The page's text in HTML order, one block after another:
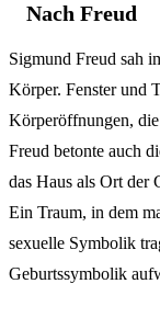
Nach Freud
Sigmund Freud sah
Körper. Fenster und
Körperöffnungen, die
Freud betonte auch
das Haus als Ort der
Ein Traum, in dem
sexuelle Symbolik
Geburtssymbolik